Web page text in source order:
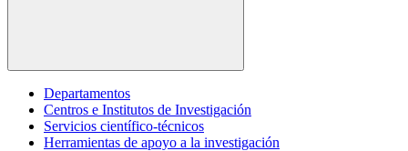
Departamentos
Centros e Institutos de Investigación
Servicios científico-técnicos
Herramientas de apoyo a la investigación